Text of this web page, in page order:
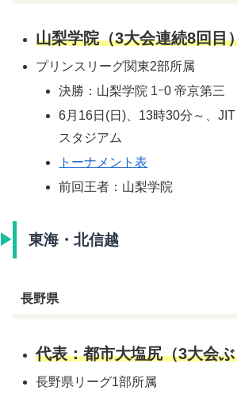
山梨学院（3大会連続8回目
プリンスリーグ関東2部所属
決勝：山梨学院 1ｰ0 帝京第三
6月16日(日)、13時30分～、
スタジアム
トーナメント表
前回王者：山梨学院
東海・北信越
長野県
代表：都市大塩尻（3大会
長野県リーグ1部所属